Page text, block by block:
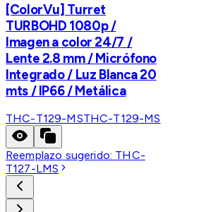
[ColorVu] Turret
TURBOHD 1080p /
Imagen a color 24/7 /
Lente 2.8 mm / Micrófono
Integrado / Luz Blanca 20
mts / IP66 / Metálica
THC-T129-MSTHC-T129-MS
Reemplazo sugerido: THC-
T127-LMS